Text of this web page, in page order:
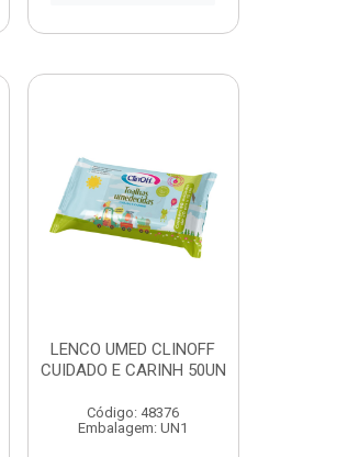
LENCO UMED CLINOFF
CUIDADO E CARINH 50UN
Código: 48376
Embalagem: UN1